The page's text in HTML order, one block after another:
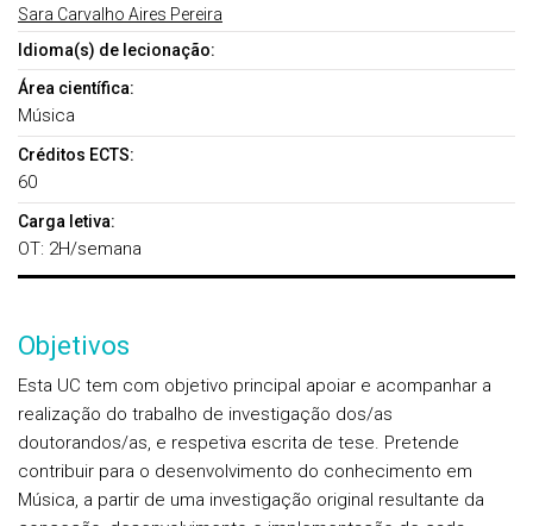
Sara Carvalho Aires Pereira
Idioma(s) de lecionação:
Área científica:
Música
Créditos ECTS:
60
Carga letiva:
OT: 2H/semana
Objetivos
Esta UC tem com objetivo principal apoiar e acompanhar a
realização do trabalho de investigação dos/as
doutorandos/as, e respetiva escrita de tese. Pretende
contribuir para o desenvolvimento do conhecimento em
Música, a partir de uma investigação original resultante da